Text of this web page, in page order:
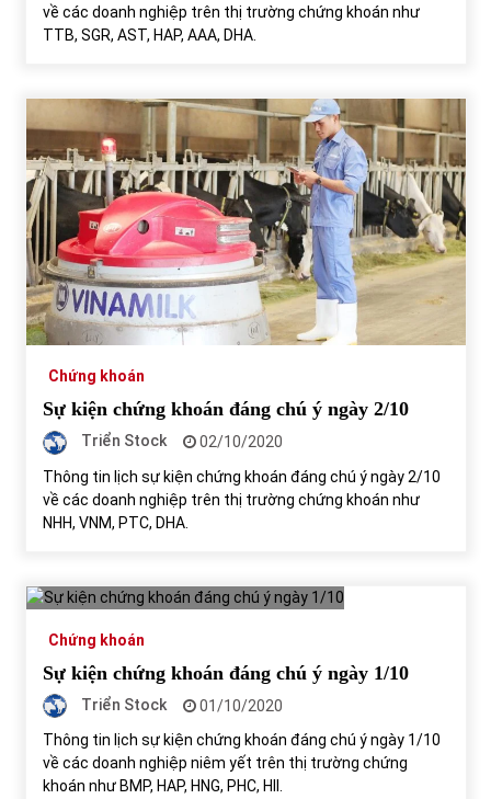
về các doanh nghiệp trên thị trường chứng khoán như
TTB, SGR, AST, HAP, AAA, DHA.
Chứng khoán
Sự kiện chứng khoán đáng chú ý ngày 2/10
Triển Stock
02/10/2020
Thông tin lịch sự kiện chứng khoán đáng chú ý ngày 2/10
về các doanh nghiệp trên thị trường chứng khoán như
NHH, VNM, PTC, DHA.
Chứng khoán
Sự kiện chứng khoán đáng chú ý ngày 1/10
Triển Stock
01/10/2020
Thông tin lịch sự kiện chứng khoán đáng chú ý ngày 1/10
về các doanh nghiệp niêm yết trên thị trường chứng
khoán như BMP, HAP, HNG, PHC, HII.